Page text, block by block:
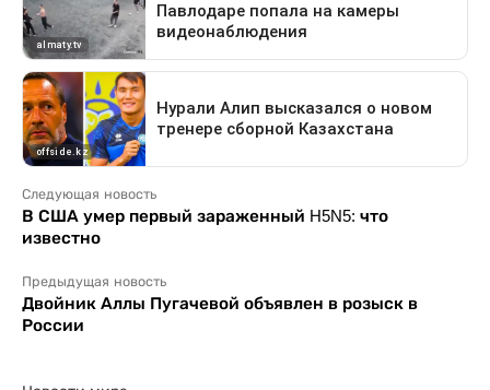
Следующая новость
В США умер первый зараженный H5N5: что
известно
Предыдущая новость
Двойник Аллы Пугачевой объявлен в розыск в
России